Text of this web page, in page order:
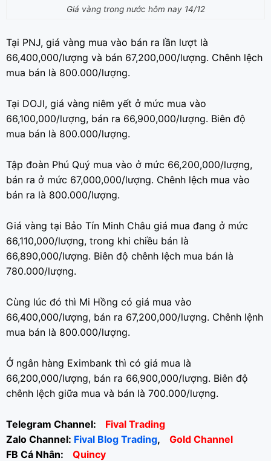
Giá vàng trong nước hôm nay 14/12
Tại PNJ, giá vàng mua vào bán ra lần lượt là
66,400,000/lượng và bán 67,200,000/lượng. Chênh lệch
mua bán là 800.000/lượng.
Tại DOJI, giá vàng niêm yết ở mức mua vào
66,100,000/lượng, bán ra 66,900,000/lượng. Biên độ
mua bán là 800.000/lượng.
Tập đoàn Phú Quý mua vào ở mức 66,200,000/lượng,
bán ra ở mức 67,000,000/lượng. Chênh lệch mua vào
bán ra là 800.000/lượng.
Giá vàng tại Bảo Tín Minh Châu giá mua đang ở mức
66,110,000/lượng, trong khi chiều bán là
66,890,000/lượng. Biên độ chênh lệch mua bán là
780.000/lượng.
Cùng lúc đó thì Mi Hồng có giá mua vào
66,400,000/lượng, bán ra 67,200,000/lượng. Chênh lệnh
mua bán là 800.000/lượng.
Ở ngân hàng Eximbank thì có giá mua là
66,200,000/lượng, bán ra 66,900,000/lượng. Biên độ
chênh lệch giữa mua và bán là 700.000/lượng.
Telegram Channel:
Fival Trading
Zalo Channel: Fival Blog Trading,
Gold Channel
FB Cá Nhân:
Quincy